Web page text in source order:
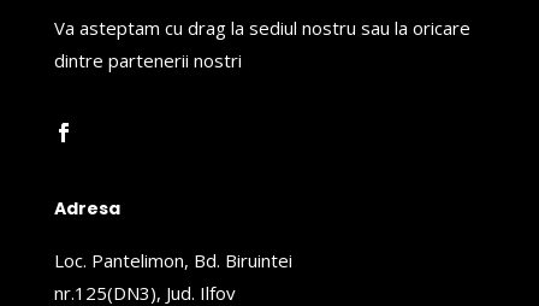
Va asteptam cu drag la sediul nostru sau la oricare
dintre partenerii nostri
Adresa
Loc. Pantelimon, Bd. Biruintei
nr.125(DN3), Jud. Ilfov